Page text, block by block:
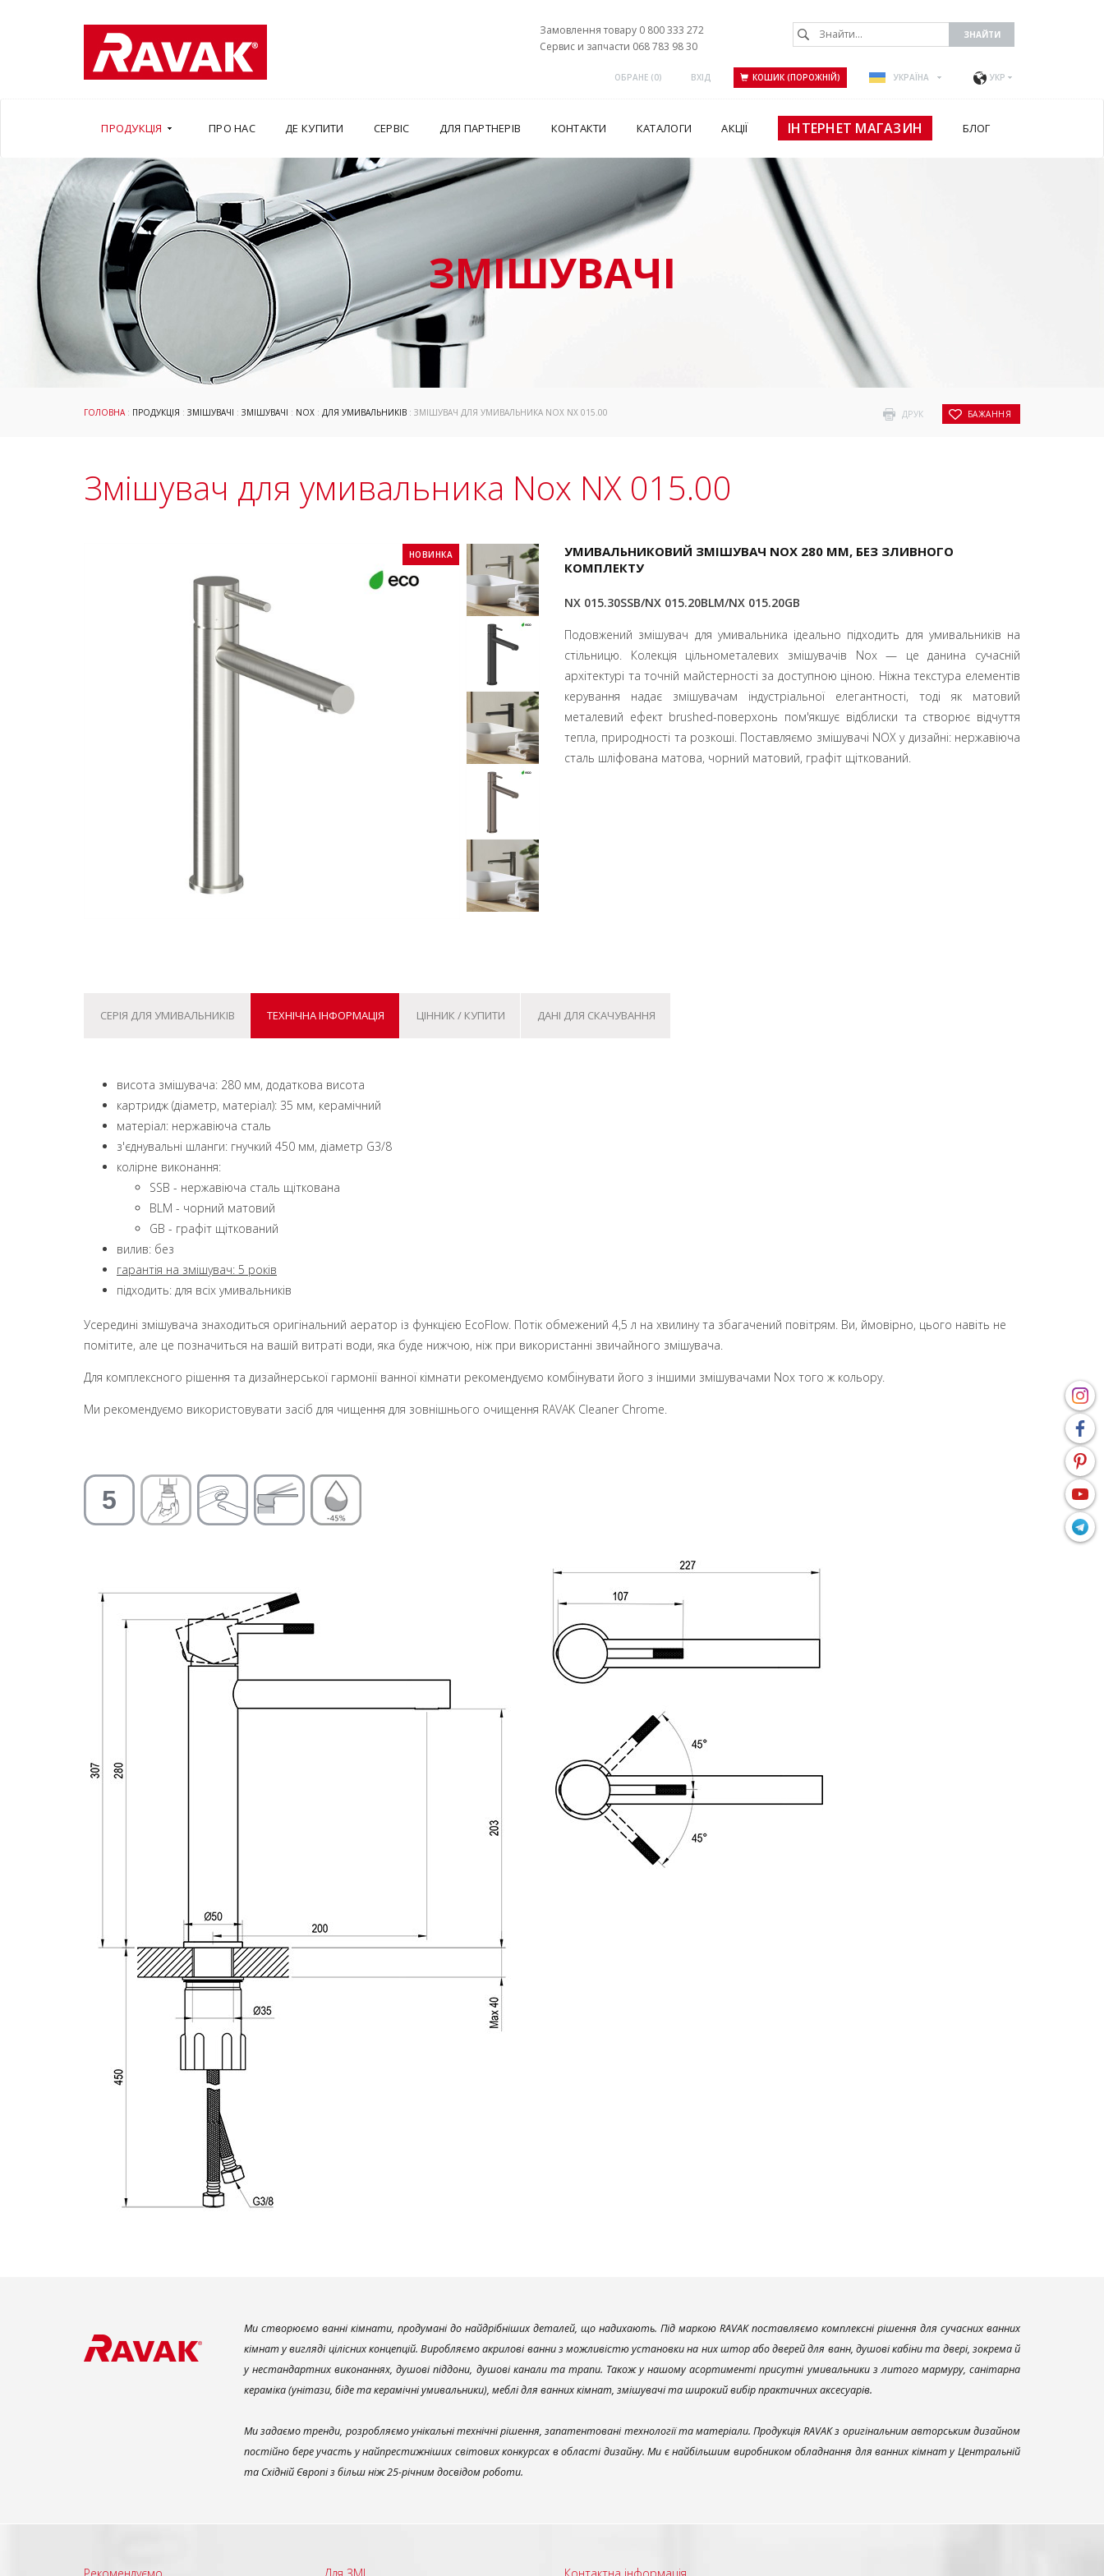
Замовлення товару 0 800 333 272
Сервис и запчасти 068 783 98 30
ОБРАНЕ (0) ВХІД КОШИК (ПОРОЖНІЙ) УКРАЇНА УКР
ПРОДУКЦІЯ ПРО НАС ДЕ КУПИТИ СЕРВІС ДЛЯ ПАРТНЕРІВ КОНТАКТИ КАТАЛОГИ АКЦІЇ ІНТЕРНЕТ МАГАЗИН БЛОГ
ЗМІШУВАЧІ
ДРУК БАЖАННЯ
ГОЛОВНА: ПРОДУКЦІЯ : ЗМІШУВАЧІ : ЗМІШУВАЧІ : NOX : ДЛЯ УМИВАЛЬНИКІВ : ЗМІШУВАЧ ДЛЯ УМИВАЛЬНИКА NOX NX 015.00
Змішувач для умивальника Nox NX 015.00
НОВИНКА
УМИВАЛЬНИКОВИЙ ЗМІШУВАЧ NOX 280 ММ, БЕЗ ЗЛИВНОГО
КОМПЛЕКТУ
NX 015.30SSB/NX 015.20BLM/NX 015.20GB
Подовжений змішувач для умивальника ідеально підходить для умивальників на
стільницю. Колекція цільнометалевих змішувачів Nox — це данина сучасній
архітектурі та точній майстерності за доступною ціною. Ніжна текстура елементів
керування надає змішувачам індустріальної елегантності, тоді як матовий
металевий ефект brushed-поверхонь пом'якшує відблиски та створює відчуття
тепла, природності та розкоші. Поставляємо змішувачі NOX у дизайні: нержавіюча
сталь шліфована матова, чорний матовий, графіт щіткований.
СЕРІЯ ДЛЯ УМИВАЛЬНИКІВ ТЕХНІЧНА ІНФОРМАЦІЯ ЦІННИК / КУПИТИ ДАНІ ДЛЯ СКАЧУВАННЯ
висота змішувача: 280 мм, додаткова висота
картридж (діаметр, матеріал): 35 мм, керамічний
матеріал: нержавіюча сталь
з'єднувальні шланги: гнучкий 450 мм, діаметр G3/8
колірне виконання:
SSB - нержавіюча сталь щіткована
BLM - чорний матовий
GB - графіт щіткований
вилив: без
гарантія на змішувач: 5 років
підходить: для всіх умивальників
Усередині змішувача знаходиться оригінальний аератор із функцією EcoFlow. Потік обмежений 4,5 л на хвилину та збагачений повітрям. Ви, ймовірно, цього навіть не
помітите, але це позначиться на вашій витраті води, яка буде нижчою, ніж при використанні звичайного змішувача.
Для комплексного рішення та дизайнерської гармонії ванної кімнати рекомендуємо комбінувати його з іншими змішувачами Nox того ж кольору.
Ми рекомендуємо використовувати засіб для чищення для зовнішнього очищення RAVAK Cleaner Chrome.
Ми створюємо ванні кімнати, продумані до найдрібніших деталей, що надихають. Під маркою RAVAK поставляємо комплексні рішення для сучасних ванних
кімнат у вигляді цілісних концепцій. Виробляємо акрилові ванни з можливістю установки на них штор або дверей для ванн, душові кабіни та двері, зокрема й
у нестандартних виконаннях, душові піддони, душові канали та трапи. Також у нашому асортименті присутні умивальники з литого мармуру, санітарна
кераміка (унітази, біде та керамічні умивальники), меблі для ванних кімнат, змішувачі та широкий вибір практичних аксесуарів.
Ми задаємо тренди, розробляємо унікальні технічні рішення, запатентовані технології та матеріали. Продукція RAVAK з оригінальним авторським дизайном
постійно бере участь у найпрестижніших світових конкурсах в області дизайну. Ми є найбільшим виробником обладнання для ванних кімнат у Центральній
та Східній Європі з більш ніж 25-річним досвідом роботи.